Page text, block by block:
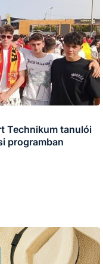
Technikum tanulói
programban